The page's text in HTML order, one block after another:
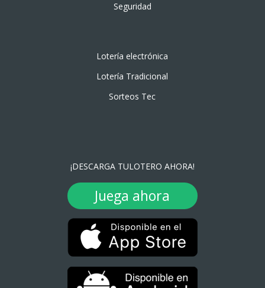
Seguridad
Lotería electrónica
Lotería Tradicional
Sorteos Tec
¡DESCARGA TULOTERO AHORA!
Juega ahora